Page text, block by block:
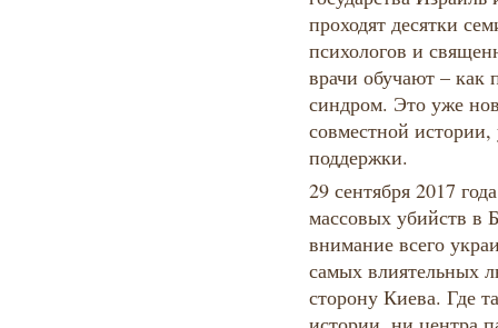
проходят десятки
психологов и
врачи обучают – как
синдром. Это уже
совместной
поддержки.
29 сентября 2017
массовых убийств в
внимание всего
самых влиятельных
сторону Киева. Где